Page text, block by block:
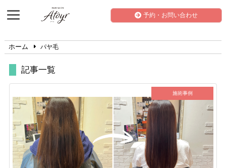
予約・お問い合わせ
ホーム パヤ毛
記事一覧
施術事例